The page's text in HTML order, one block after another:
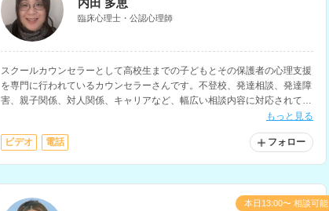
内田 多恵
臨床心理士・公認心理師
スクールカウンセラーとして高校生までの子どもとその保護者の心理支援
を専門に行われているカウンセラーさんです。不登校、発達相談、発達障
害、親子関係、対人関係、キャリアなど、幅広い相談内容に対応されてい
もっと見る
ビデオ 電話 フォロー
本日13:00〜 相談可能